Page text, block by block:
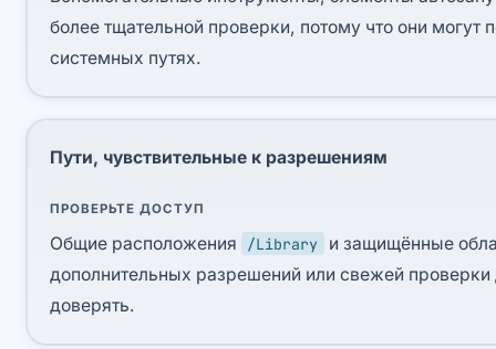
более тщательной проверки, потому что они могут
системных путях.
Пути, чувствительные к разрешениям
ПРОВЕРЬТЕ ДОСТУП
Общие расположения /Library
и защищённые
дополнительных разрешений или свежей
доверять.